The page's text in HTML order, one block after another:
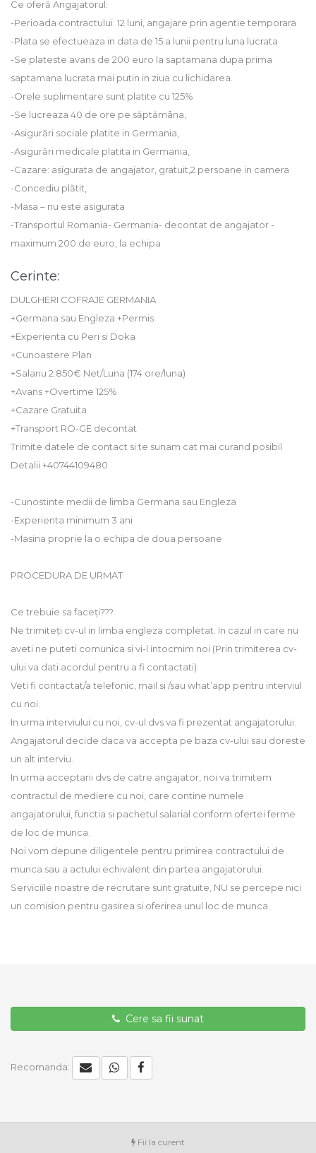
Ce oferă Angajatorul:
-Perioada contractului: 12 luni, angajare prin agentie temporara
-Plata se efectueaza in data de 15 a lunii pentru luna lucrata
-Se plateste avans de 200 euro la saptamana dupa prima
saptamana lucrata mai putin in ziua cu lichidarea.
-Orele suplimentare sunt platite cu 125%
-Se lucreaza 40 de ore pe săptămâna,
-Asigurări sociale platite in Germania,
-Asigurări medicale platita in Germania,
-Cazare: asigurata de angajator, gratuit,2 persoane in camera
-Concediu plătit,
-Masa – nu este asigurata
-Transportul Romania- Germania- decontat de angajator -
maximum 200 de euro, la echipa
Cerinte:
DULGHERI COFRAJE GERMANIA
+Germana sau Engleza +Permis
+Experienta cu Peri si Doka
+Cunoastere Plan
+Salariu 2.850€ Net/Luna (174 ore/luna)
+Avans +Overtime 125%
+Cazare Gratuita
+Transport RO-GE decontat
Trimite datele de contact si te sunam cat mai curand posibil
Detalii +40744109480
-Cunostinte medii de limba Germana sau Engleza
-Experienta minimum 3 ani
-Masina proprie la o echipa de doua persoane
PROCEDURA DE URMAT
Ce trebuie sa faceți???
Ne trimiteți cv-ul in limba engleza completat. In cazul in care nu
aveti ne puteti comunica si vi-l intocmim noi (Prin trimiterea cv-
ului va dati acordul pentru a fi contactati).
Veti fi contactat/a telefonic, mail si /sau what’app pentru interviul
cu noi.
In urma interviului cu noi, cv-ul dvs va fi prezentat angajatorului.
Angajatorul decide daca va accepta pe baza cv-ului sau doreste
un alt interviu.
In urma acceptarii dvs de catre angajator, noi va trimitem
contractul de mediere cu noi, care contine numele
angajatorului, functia si pachetul salarial conform ofertei ferme
de loc de munca.
Noi vom depune diligentele pentru primirea contractului de
munca sau a actului echivalent din partea angajatorului.
Serviciile noastre de recrutare sunt gratuite, NU se percepe nici
un comision pentru gasirea si oferirea unul loc de munca.
Cere sa fii sunat
Recomanda:
Fii la curent